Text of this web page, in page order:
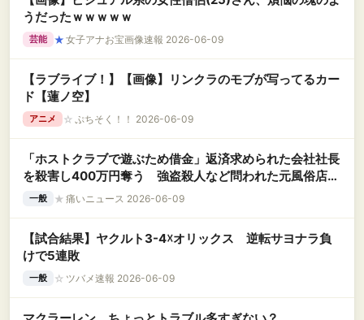
うだったｗｗｗｗｗ
芸能 ★ 女子アナお宝画像速報 2026-06-09
【ラブライブ！】【画像】リンクラのモブが写ってるカー
ド【蓮ノ空】
アニメ ☆ ぷちそく！！ 2026-06-09
「ホストクラブで遊ぶため借金」返済求められた会社社長
を殺害し400万円奪う 強盗殺人など問われた元風俗店店
員の女（29）初公判
一般 ★ 痛いニュース 2026-06-09
【試合結果】ヤクルト3-4☓オリックス 逆転サヨナラ負
けで5連敗
一般 ☆ ツバメ速報 2026-06-09